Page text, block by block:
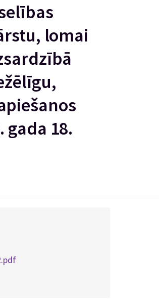
lomai
18.